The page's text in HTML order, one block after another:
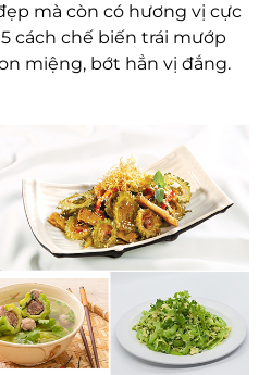
mà còn có hương vị cực
cách chế biến trái mướp
miệng, bớt hẳn vị đắng.